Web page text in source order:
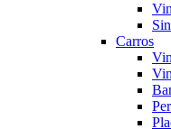
Carros